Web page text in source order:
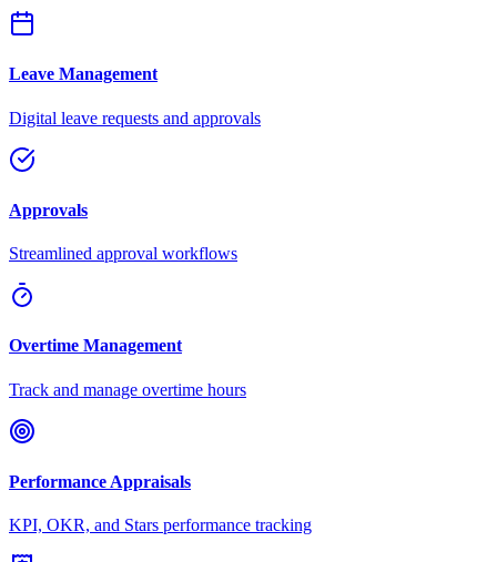
Leave Management
Digital leave requests and approvals
Approvals
Streamlined approval workflows
Overtime Management
Track and manage overtime hours
Performance Appraisals
KPI, OKR, and Stars performance tracking